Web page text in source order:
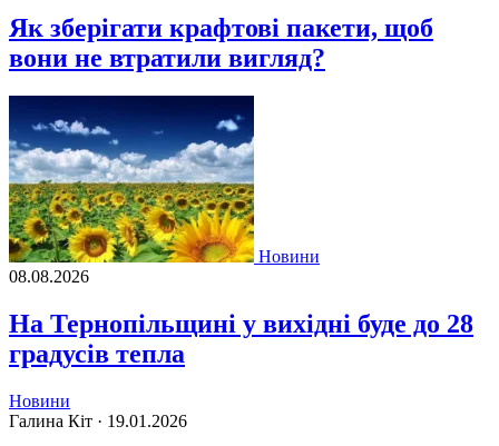
Як зберігати крафтові пакети, щоб
вони не втратили вигляд?
Новини
08.08.2026
На Тернопільщині у вихідні буде до 28
градусів тепла
Новини
Галина Кіт · 19.01.2026